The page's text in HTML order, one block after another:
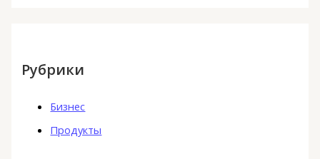
Рубрики
Бизнес
Продукты